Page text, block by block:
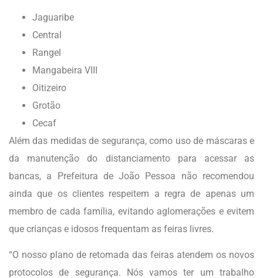
Jaguaribe
Central
Rangel
Mangabeira VIII
Oitizeiro
Grotão
Cecaf
Além das medidas de segurança, como uso de máscaras e
da manutenção do distanciamento para acessar as
bancas, a Prefeitura de João Pessoa não recomendou
ainda que os clientes respeitem a regra de apenas um
membro de cada família, evitando aglomerações e evitem
que crianças e idosos frequentam as feiras livres.
“O nosso plano de retomada das feiras atendem os novos
protocolos de segurança. Nós vamos ter um trabalho